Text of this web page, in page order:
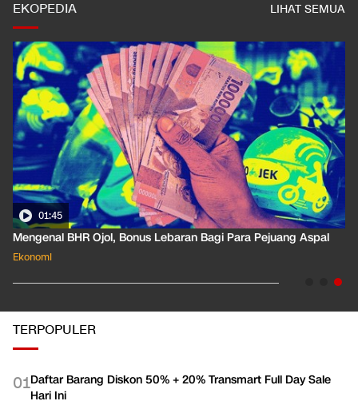
EKOPEDIA LIHAT SEMUA
01:35
Pahami Dampak Kenaikan Suku Bunga Acuan ke Cicilan KPR
Ekonomi
TERPOPULER
01Daftar Barang Diskon 50% + 20% Transmart Full Day Sale
Hari Ini